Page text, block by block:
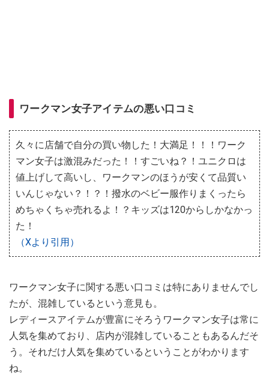
ワークマン女子アイテムの悪い口コミ
久々に店舗で自分の買い物した！大満足！！！ワーク
マン女子は激混みだった！！すごいね？！ユニクロは
値上げして高いし、ワークマンのほうが安くて品質い
いんじゃない？！？！撥水のベビー服作りまくったら
めちゃくちゃ売れるよ！？キッズは120からしかなかっ
た！
（Xより引用）
ワークマン女子に関する悪い口コミは特にありませんでし
たが、混雑しているという意見も。
レディースアイテムが豊富にそろうワークマン女子は常に
人気を集めており、店内が混雑していることもあるんだそ
う。それだけ人気を集めているということがわかります
ね。